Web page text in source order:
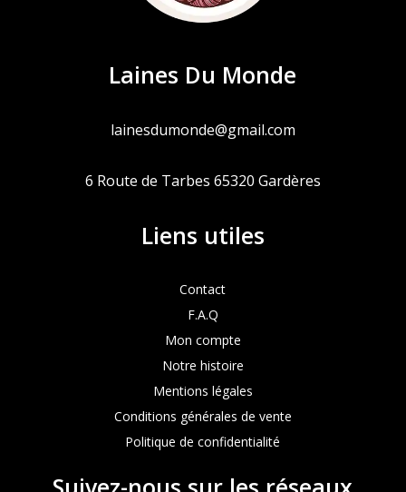
Laines Du Monde
lainesdumonde@gmail.com
6 Route de Tarbes 65320 Gardères
Liens utiles
Contact
F.A.Q
Mon compte
Notre histoire
Mentions légales
Conditions générales de vente
Politique de confidentialité